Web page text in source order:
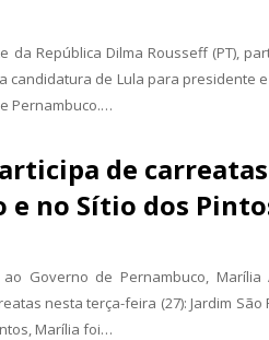
da República Dilma Rousseff (PT),
candidatura de Lula para presidente
Pernambuco.…
de
e no Sítio dos
Governo de Pernambuco, Marília
nesta terça-feira (27): Jardim São
Marília foi…